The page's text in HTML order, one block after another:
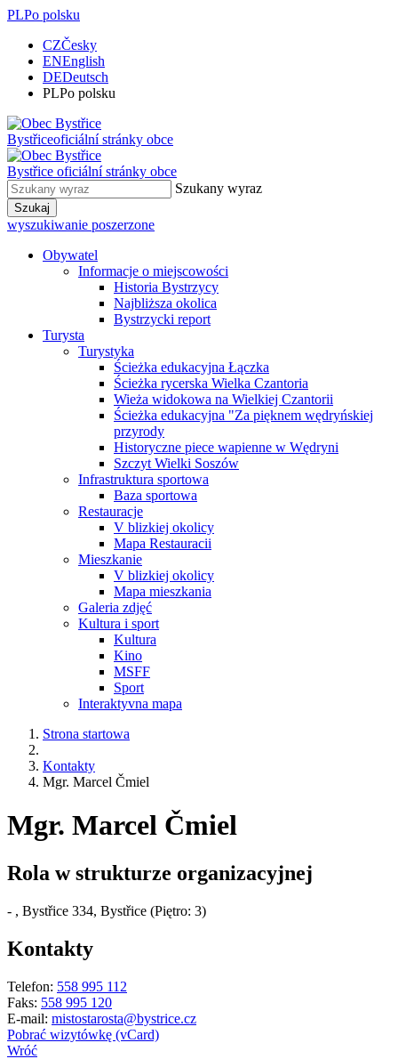
PLPo polsku
CZČesky
ENEnglish
DEDeutsch
PLPo polsku
Bystřiceoficiální stránky obce
Bystřice oficiální stránky obce
Szukany wyraz
Szukaj
wyszukiwanie poszerzone
Obywatel
Informacje o miejscowości
Historia Bystrzycy
Najbliższa okolica
Bystrzycki report
Turysta
Turystyka
Ścieżka edukacyjna Łączka
Ścieżka rycerska Wielka Czantoria
Wieża widokowa na Wielkiej Czantorii
Ścieżka edukacyjna "Za pięknem wędryńskiej
przyrody
Historyczne piece wapienne w Wędryni
Szczyt Wielki Soszów
Infrastruktura sportowa
Baza sportowa
Restauracje
V blizkiej okolicy
Mapa Restauracii
Mieszkanie
V blizkiej okolicy
Mapa mieszkania
Galeria zdjęć
Kultura i sport
Kultura
Kino
MSFF
Sport
Interaktyvna mapa
Strona startowa
Kontakty
Mgr. Marcel Čmiel
Mgr. Marcel Čmiel
Rola w strukturze organizacyjnej
- , Bystřice 334, Bystřice (Piętro: 3)
Kontakty
Telefon: 558 995 112
Faks: 558 995 120
E-mail: mistostarosta@bystrice.cz
Pobrać wizytówkę (vCard)
Wróć